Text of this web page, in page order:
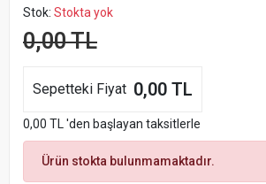
Stok: Stokta yok
0,00 TL
Sepetteki Fiyat 0,00 TL
0,00 TL 'den başlayan taksitlerle
Ürün stokta bulunmamaktadır.